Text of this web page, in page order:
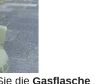
die Gasflasche